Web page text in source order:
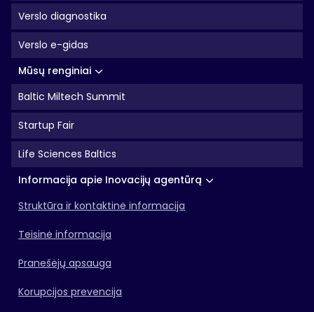
Verslo diagnostika
Verslo e-gidas
Mūsų renginiai
Baltic Miltech Summit
Startup Fair
Life Sciences Baltics
Informacija apie Inovacijų agentūrą
Struktūra ir kontaktinė informacija
Teisinė informacija
Pranešėjų apsauga
Korupcijos prevencija